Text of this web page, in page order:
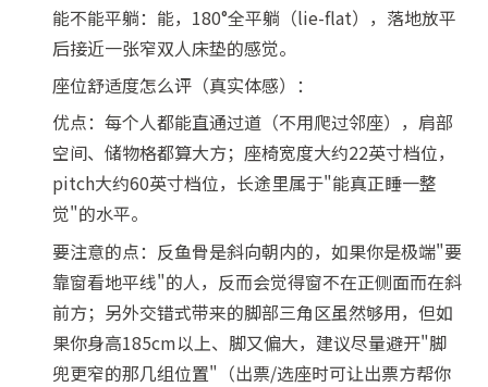
能不能平躺：能，180°全平躺（lie-flat），落地放平
后接近一张窄双人床垫的感觉。
座位舒适度怎么评（真实体感）：
优点：每个人都能直通过道（不用爬过邻座），肩部
空间、储物格都算大方；座椅宽度大约22英寸档位，
pitch大约60英寸档位，长途里属于"能真正睡一整
觉"的水平。
要注意的点：反鱼骨是斜向朝内的，如果你是极端"要
靠窗看地平线"的人，反而会觉得窗不在正侧面而在斜
前方；另外交错式带来的脚部三角区虽然够用，但如
果你身高185cm以上、脚又偏大，建议尽量避开"脚
兜更窄的那几组位置"（出票/选座时可让出票方帮你